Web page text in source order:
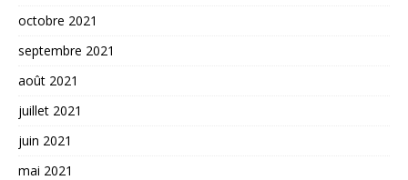
octobre 2021
septembre 2021
août 2021
juillet 2021
juin 2021
mai 2021